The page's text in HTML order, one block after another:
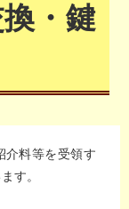
・鍵
介料等を受領す
す。